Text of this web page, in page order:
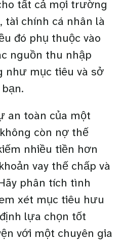
tất cả mọi trường
tài chính cá nhân là
đó phụ thuộc vào
nguồn thu nhập
như mục tiêu và sở
an toàn của một
còn nợ thế
nhiều tiền hơn
vay thế chấp và
phân tích tình
xét mục tiêu hưu
lựa chọn tốt
với một chuyên gia